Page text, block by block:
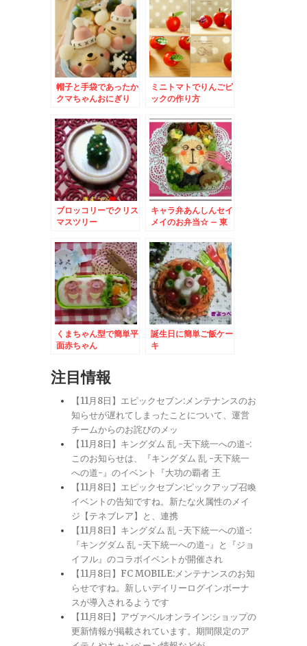
帽子と手袋であったか
クマちゃんおにぎり
ミニトマトでりんごピ
ックの作り方
ブロッコリーでクリス
マスツリー
キャラ弁あんしんセイ
メイのお弁当☆ – 東
羊の執事さん♪
くまちゃん型で簡単平
面赤ちゃん
誕生日に簡単ご飯ケー
キ
注目情報
【11月8日】エピックセブン:メンテナンスのお
知らせが遅れてしまったことについて、運営
チームからのお詫びのメッ
【11月8日】キングダム 乱 -天下統一への道-:
このお知らせは、『キングダム 乱 -天下統一
への道-』のイベント『大功の覇者 王
【11月8日】エピックセブン:ピックアップ召喚
イベントの告知ですね。新たな火属性のメイ
ジ【テネブレア】と、連携
【11月8日】キングダム 乱 -天下統一への道-:
『キングダム 乱 -天下統一への道-』と『ジョ
イフル』のコラボイベントが開催され
【11月8日】FC MOBILE:メンテナンスのお知
らせですね。新しいデイリーログインボーナ
スが導入されるようです
【11月8日】アヴァベルオンライン:ショップの
更新情報が掲載されています。期間限定のア